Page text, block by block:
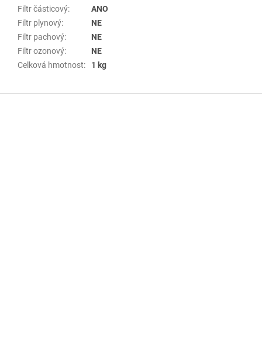
Filtr částicový:
ANO
Filtr plynový:
NE
Filtr pachový:
NE
Filtr ozonový:
NE
Celková hmotnost: 1 kg